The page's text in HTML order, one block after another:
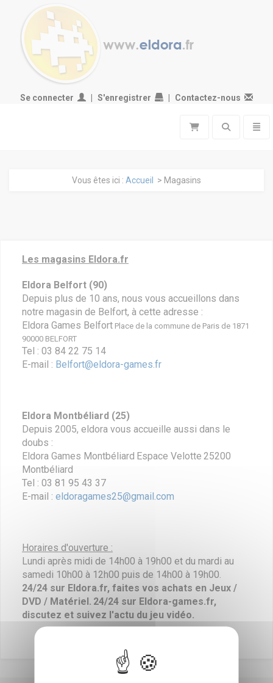
Se connecter S'enregistrer Contactez-nous
Toggle search
Vous êtes ici : Accueil > Magasins
Les magasins Eldora.fr
Eldora Belfort (90)
Depuis plus de 10 ans, nous vous accueillons dans
notre magasin de Belfort, à cette adresse :
Eldora Games Belfort Place de la commune de Paris de 1871
90000 BELFORT
Tel : 03 84 22 75 14
E-mail : Belfort@eldora-games.fr
Eldora Montbéliard (25)
Depuis 2005, eldora vous accueille aussi dans le
doubs :
Eldora Games Montbéliard Espace Velotte 25200
Montbéliard
Tel : 03 81 95 43 37
E-mail : eldoragames25@gmail.com
Horaires d'ouverture :
Lundi après midi de 14h00 à 19h00 et du mardi au
samedi 10h00 à 12h00 puis de 14h00 à 19h00.
24/24 sur Eldora.fr, faites vos achats en Jeux /
DVD / Matériel. 24/24 sur Eldora-games.fr,
discutez et suivez l'actu du jeu vidéo.